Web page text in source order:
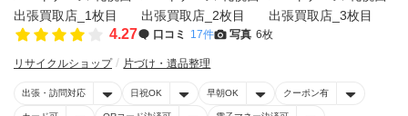
4.27 口コミ 17件 写真 6枚
リサイクルショップ 片づけ・遺品整理
出張・訪問対応 日祝OK 早朝OK クーポン有